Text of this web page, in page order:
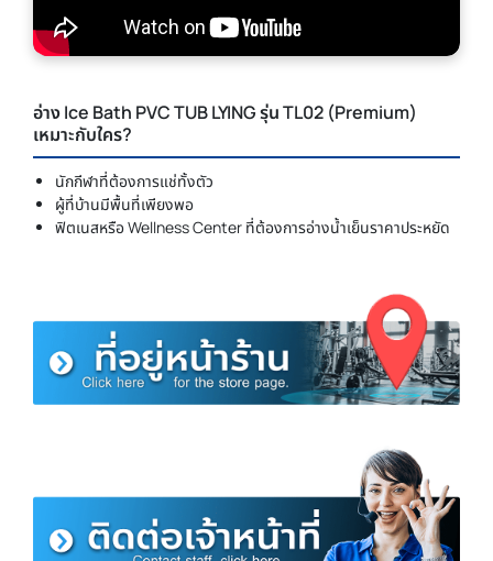
อ่าง Ice Bath PVC TUB LYING รุ่น TL02 (Premium)
เหมาะกับใคร?
นักกีฬาที่ต้องการแช่ทั้งตัว
ผู้ที่บ้านมีพื้นที่เพียงพอ
ฟิตเนสหรือ Wellness Center ที่ต้องการอ่างน้ำเย็นราคาประหยัด